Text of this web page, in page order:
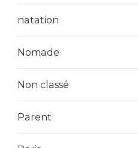
natation
Nomade
Non classé
Parent